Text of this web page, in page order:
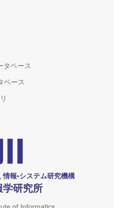
タベース
ベース
報•システム研究機構
研究所